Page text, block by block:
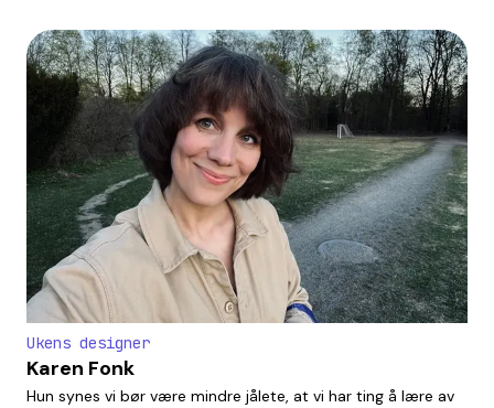
Ukens designer
Karen Fonk
Hun synes vi bør være mindre jålete, at vi har ting å lære av